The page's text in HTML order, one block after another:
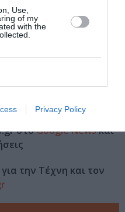
Use,
of my
with the
Privacy Policy
Καλλιθέας-
με το ΚΠΙΣΝ την
στοGoogle Newsκαι
για την Τέχνη και τον